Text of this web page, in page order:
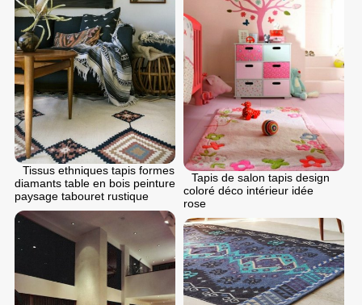
Tissus ethniques tapis formes
diamants table en bois peinture
paysage tabouret rustique
Tapis de salon tapis design
coloré déco intérieur idée
rose